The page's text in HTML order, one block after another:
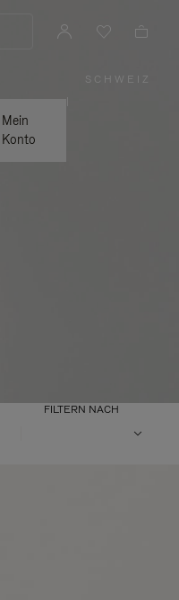
Mein
Konto
SCHWEIZ
|
FILTERN NACH